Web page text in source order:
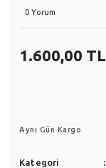
0 Yorum
1.600,00 TL
Aynı Gün Kargo
Kategori